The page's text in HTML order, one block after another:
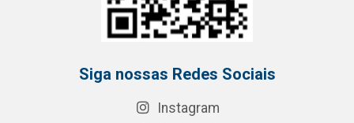
Siga nossas Redes Sociais
Instagram